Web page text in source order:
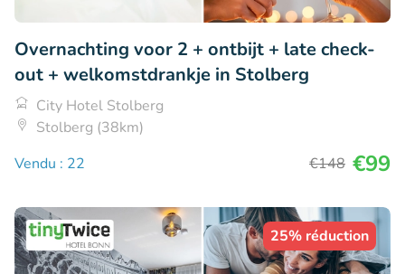
Overnachting voor 2 + ontbijt + late check-
out + welkomstdrankje in Stolberg
City Hotel Stolberg
Stolberg (38km)
Vendu : 22
€148 €99
25% réduction